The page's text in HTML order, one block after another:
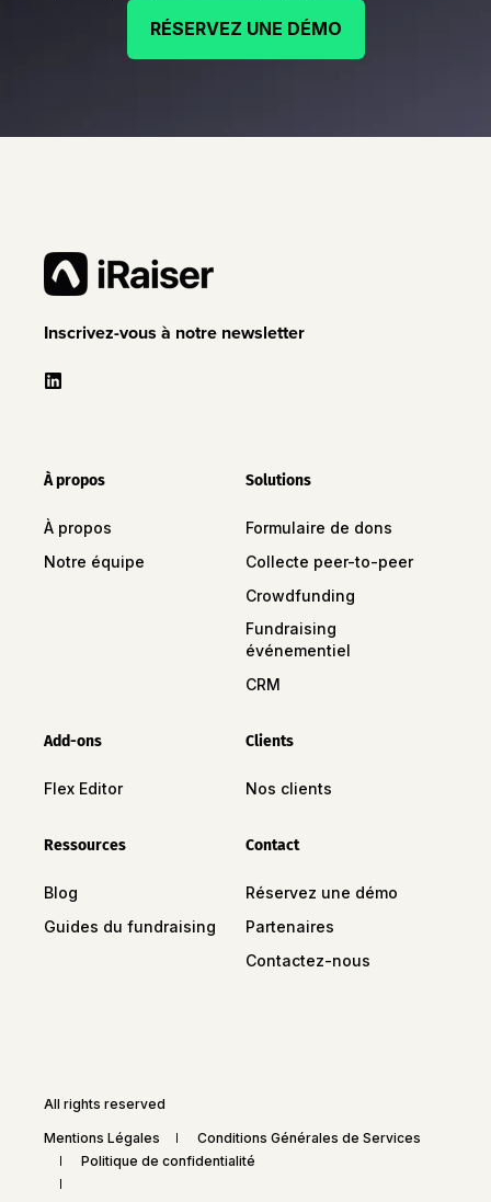
RÉSERVEZ UNE DÉMO
Inscrivez-vous à notre newsletter
À propos
À propos
Notre équipe
Solutions
Formulaire de dons
Collecte peer-to-peer
Crowdfunding
Fundraising
événementiel
CRM
Add-ons
Flex Editor
Clients
Nos clients
Ressources
Blog
Guides du fundraising
Contact
Réservez une démo
Partenaires
Contactez-nous
All rights reserved
Mentions Légales
Conditions Générales de Services
Politique de confidentialité